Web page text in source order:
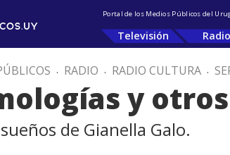
Portal de los Medios Públicos del
Televisión Radio
. RADIO . RADIO CULTURA .
y
de Gianella Galo.